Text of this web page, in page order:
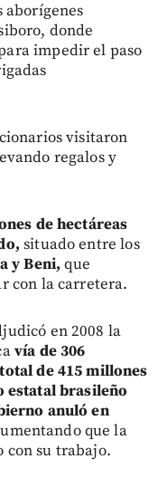
aborígenes
donde
impedir el paso
visitaron
regalos y
de hectáreas
situado entre los
y Beni, que
con la carretera.
en 2008 la
vía de 306
de 415 millones
estatal brasileño
anuló en
que la
con su trabajo.